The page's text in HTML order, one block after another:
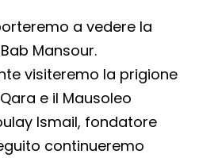
a vedere la
Mansour.
visiteremo la prigione
e il Mausoleo
Ismail, fondatore
continueremo